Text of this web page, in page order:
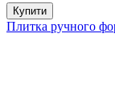
Купити
Плитка ручного